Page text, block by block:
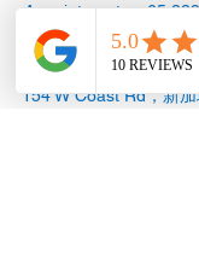
Appointments:+65
西海岸办公室
154 W Coast Rd，新